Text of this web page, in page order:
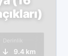
Derinlik
9.4 km